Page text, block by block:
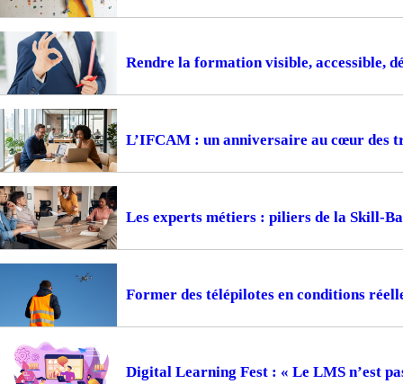
Rendre la formation visible, accessible,
L’IFCAM : un anniversaire au cœur des
Les experts métiers : piliers de la Skill-
Former des télépilotes en conditions
Digital Learning Fest : « Le LMS n’est